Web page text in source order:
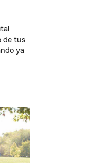
de tus
ya